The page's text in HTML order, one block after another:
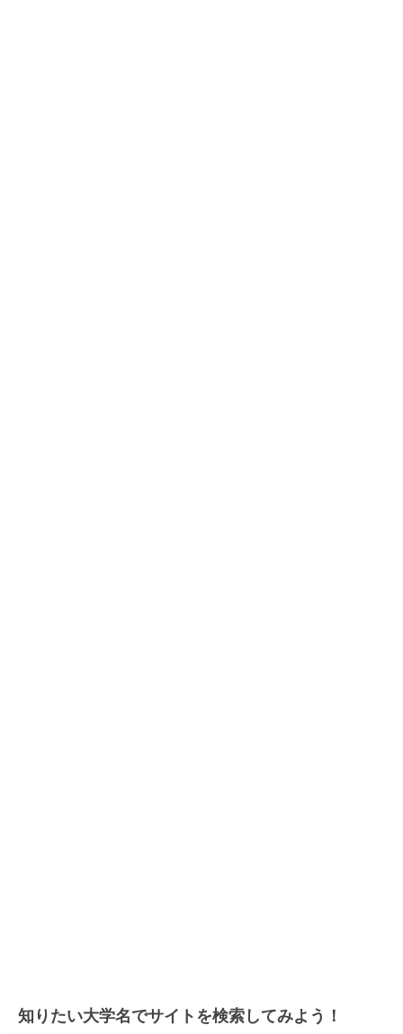
知りたい大学名でサイトを検索してみよう！